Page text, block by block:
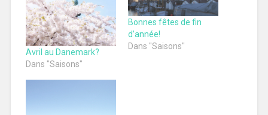
Avril au Danemark?
Dans "Saisons"
Bonnes fêtes de fin
d’année!
Dans "Saisons"